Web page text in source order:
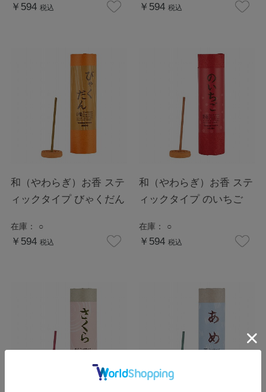
￥594 税込 ￥594 税込
和（やわらぎ）お香 ステ
ィックタイプ びゃくだん
在庫： ○
￥594 税込
和（やわらぎ）お香 ステ
ィックタイプ のいちご
在庫： ○
￥594 税込